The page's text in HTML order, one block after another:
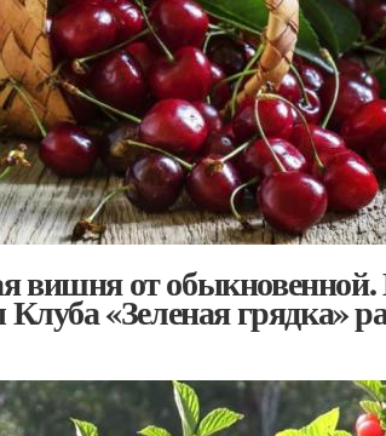
вишня от
Клуба «Зеленая грядка»